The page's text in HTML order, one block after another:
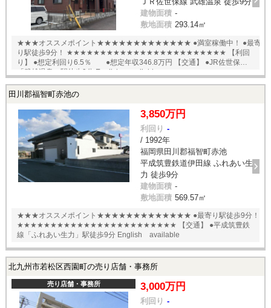
建物面積 -
敷地面積 293.14㎡
★★★オススメポイント★★★★★★★★★★★★★ ●満室稼働中！ ●最寄
り駅徒歩9分！ ★★★★★★★★★★★★★★★★★★★★★★★★ 【利回
り】 ●想定利回り6.5％ ●想定年収346.8万円 【交通】 ●JR佐世保線
「武雄温泉」駅徒歩9分 English available
田川郡福智町赤池の
3,850万円
利回り -
/ 1992年
福岡県田川郡福智町赤池
平成筑豊鉄道伊田線 ふれあい生
力 徒歩9分
建物面積 -
敷地面積 569.57㎡
★★★オススメポイント★★★★★★★★★★★★★ ●最寄り駅徒歩9分！
★★★★★★★★★★★★★★★★★★★★★★★★ 【交通】 ●平成筑豊鉄
線「ふれあい生力」駅徒歩9分 English available
北九州市若松区西園町の売り店舗・事務所
売り店舗・事務所 3,000万円
利回り -